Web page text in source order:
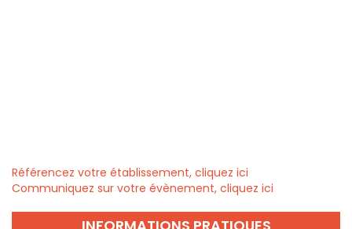
Référencez votre établissement, cliquez ici
Communiquez sur votre évènement, cliquez ici